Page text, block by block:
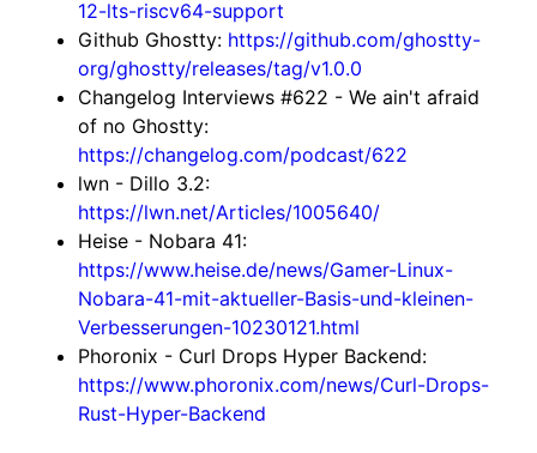
12-lts-riscv64-support
Github Ghostty: https://github.com/ghostty-
org/ghostty/releases/tag/v1.0.0
Changelog Interviews #622 - We ain't afraid
of no Ghostty:
https://changelog.com/podcast/622
lwn - Dillo 3.2:
https://lwn.net/Articles/1005640/
Heise - Nobara 41:
https://www.heise.de/news/Gamer-Linux-
Nobara-41-mit-aktueller-Basis-und-kleinen-
Verbesserungen-10230121.html
Phoronix - Curl Drops Hyper Backend:
https://www.phoronix.com/news/Curl-Drops-
Rust-Hyper-Backend